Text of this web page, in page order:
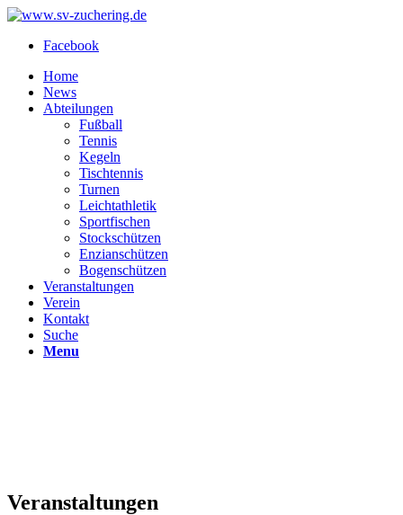
Facebook
Home
News
Abteilungen
Fußball
Tennis
Kegeln
Tischtennis
Turnen
Leichtathletik
Sportfischen
Stockschützen
Enzianschützen
Bogenschützen
Veranstaltungen
Verein
Kontakt
Suche
Menu
Veranstaltungen